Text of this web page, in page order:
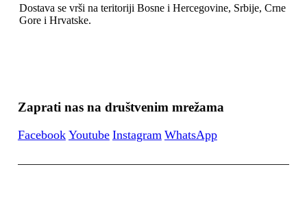
Dostava se vrši na teritoriji Bosne i Hercegovine, Srbije, Crne
Gore i Hrvatske.
Zaprati nas na društvenim mrežama
Facebook Youtube Instagram WhatsApp